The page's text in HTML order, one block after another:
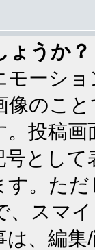
ょうか？
モーシ
像のこ
投稿
とし
す。た
、スマ
、編